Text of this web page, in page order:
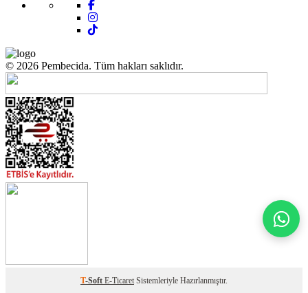
© 2026 Pembecida. Tüm hakları saklıdır.
T-Soft E-Ticaret Sistemleriyle Hazırlanmıştır.